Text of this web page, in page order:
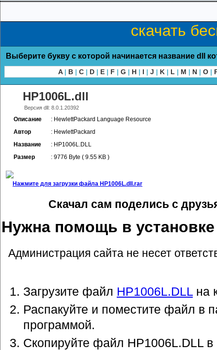
скачать
Выберите букву с которой начинается название dll
A | B | C | D | E | F | G | H | I | J | K | L | M | N | O |
HP1006L.dll
Версия dll: 8.0.1.20392
Описание
: HewlettPackard Language Resource
Автор
: HewlettPackard
Название
: HP1006L.DLL
Размер
: 9776 Byte ( 9.55 KB )
Нажмите для загрузки файла HP1006L.dll.rar
Скачал сам поделись с
Нужна помощь в установке
Администрация сайта не несет
Загрузите файл HP1006L.DLL на
Распакуйте и поместите файл в
программой.
Скопируйте файл HP1006L.DLL